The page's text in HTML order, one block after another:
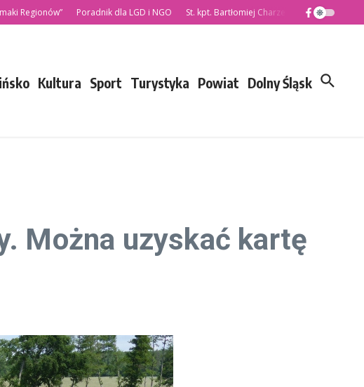
Poradnik dla LGD i NGO St. kpt. Bartłomiej Charzewski nowym
Kultura Sport Turystyka Powiat Dolny Śląsk
Można uzyskać kartę